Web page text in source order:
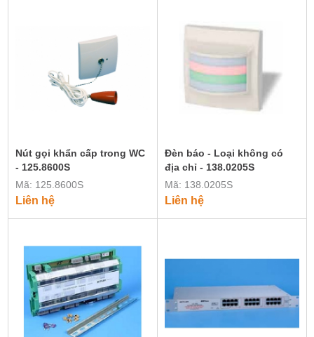
Nút gọi khẩn cấp trong WC
- 125.8600S
Mã: 125.8600S
Liên hệ
Đèn báo - Loại không có
địa chỉ - 138.0205S
Mã: 138.0205S
Liên hệ